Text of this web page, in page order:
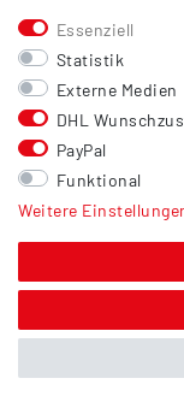
Kontakt
Versand
Zahlung
Vertrag widerrufen
Sonstiges
Hinweis zur
Über uns
Essenziell
Statistik
Externe Medien
DHL
PayPal
Funktional
Weitere